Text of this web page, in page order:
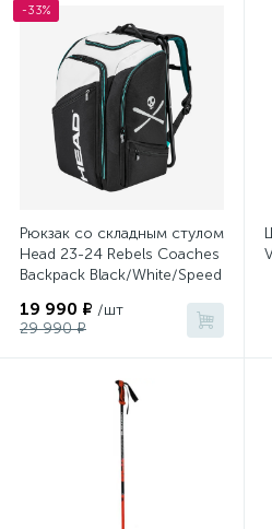
Штаны для сноуборда
-33%
Рюкзак со складным стулом
Head 23-24 Rebels Coaches
Backpack Black/White/Speed
19 990 ₽ /шт
29 990 ₽